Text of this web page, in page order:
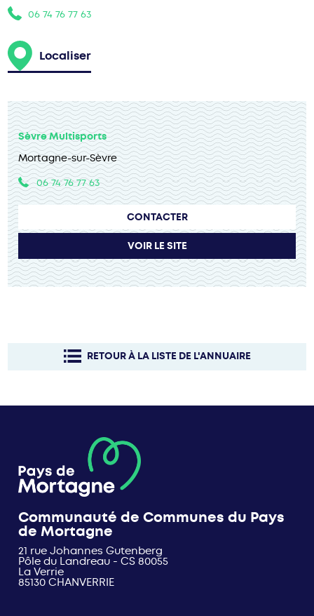
06 74 76 77 63
Localiser
Sèvre Multisports
Mortagne-sur-Sèvre
06 74 76 77 63
CONTACTER
VOIR LE SITE
RETOUR À LA LISTE DE L'ANNUAIRE
Communauté de Communes du Pays
de Mortagne
21 rue Johannes Gutenberg
Pôle du Landreau - CS 80055
La Verrie
85130 CHANVERRIE